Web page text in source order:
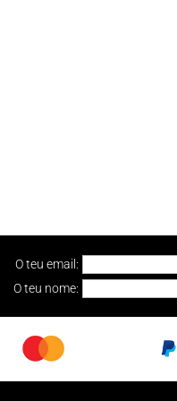
O teu email:
O teu nome: